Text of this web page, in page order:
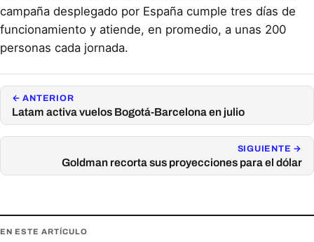
campaña desplegado por España cumple tres días de
funcionamiento y atiende, en promedio, a unas 200
personas cada jornada.
← ANTERIOR
Latam activa vuelos Bogotá-Barcelona en julio
SIGUIENTE →
Goldman recorta sus proyecciones para el dólar
EN ESTE ARTÍCULO